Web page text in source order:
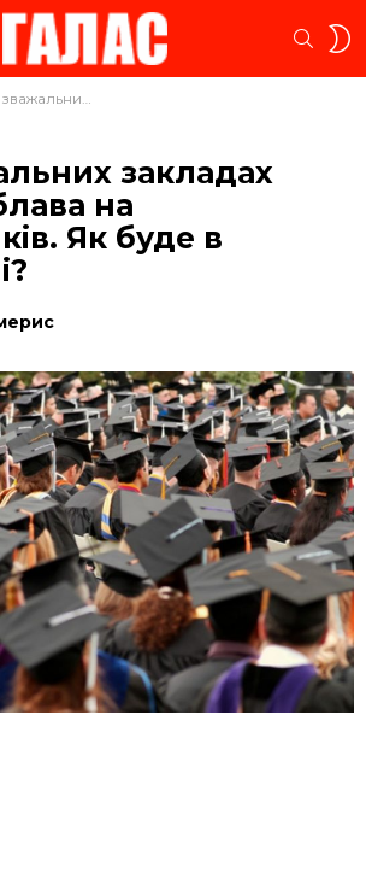
Львова облава на призовників. Як буде в Тернополі?
закладах
на
Як буде в